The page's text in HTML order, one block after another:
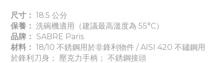
尺寸： 18.5 公分
保養： 洗碗機適用（建議最高溫度為 55°C）
品牌： SABRE Paris
材料： 18/10 不銹鋼用於非鋒利物件 / AISI 420 不鏽鋼用
於鋒利刀身； 壓克力手柄； 不銹鋼接頭